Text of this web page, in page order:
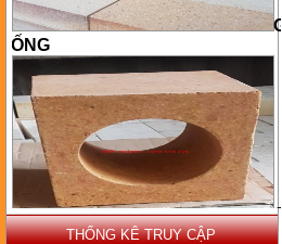
ỐNG
BÉC
THỐNG KÊ TRUY CẬP